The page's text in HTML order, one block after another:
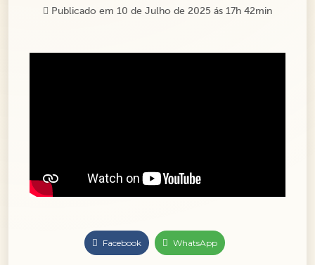
Publicado em 10 de Julho de 2025 ás 17h 42min
Facebook WhatsApp